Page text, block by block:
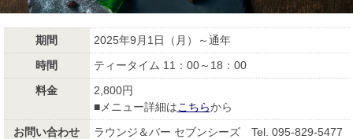
期間
2025年9月1日（月）～通年
時間
ティータイム 11：00～18：00
料金
2,800円
■メニュー詳細はこちらから
お問い合わせ
ラウンジ＆バー セブンシーズ Tel. 095-829-5477